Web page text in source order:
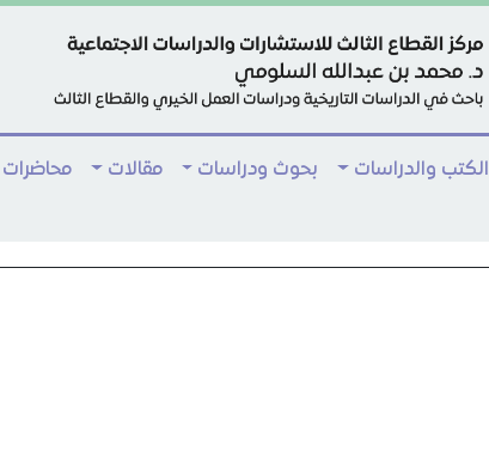
الكتب والدراسات بحوث ودراسات مقالات محاضرات